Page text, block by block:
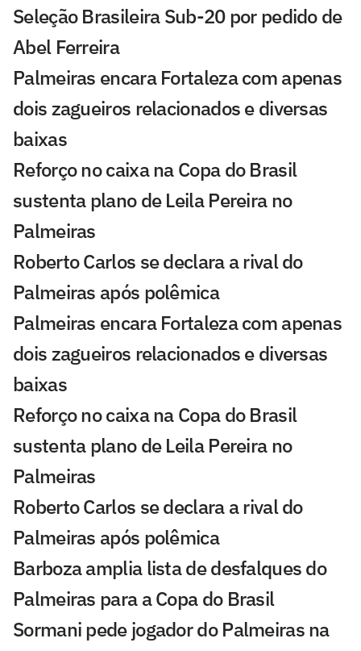
Seleção Brasileira Sub-20 por pedido de
Abel Ferreira
Palmeiras encara Fortaleza com apenas
dois zagueiros relacionados e diversas
baixas
Reforço no caixa na Copa do Brasil
sustenta plano de Leila Pereira no
Palmeiras
Roberto Carlos se declara a rival do
Palmeiras após polêmica
Palmeiras encara Fortaleza com apenas
dois zagueiros relacionados e diversas
baixas
Reforço no caixa na Copa do Brasil
sustenta plano de Leila Pereira no
Palmeiras
Roberto Carlos se declara a rival do
Palmeiras após polêmica
Barboza amplia lista de desfalques do
Palmeiras para a Copa do Brasil
Sormani pede jogador do Palmeiras na